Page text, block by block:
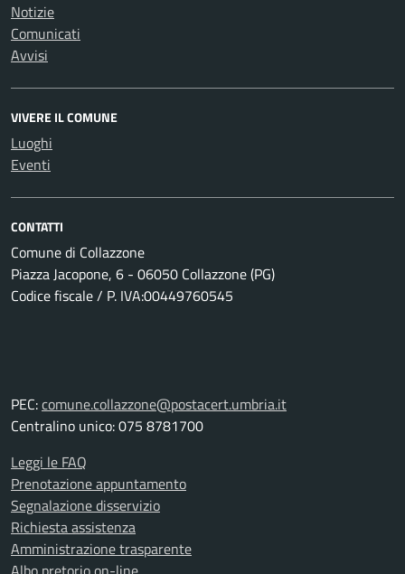
Notizie
Comunicati
Avvisi
VIVERE IL COMUNE
Luoghi
Eventi
CONTATTI
Comune di Collazzone
Piazza Jacopone, 6 - 06050 Collazzone (PG)
Codice fiscale / P. IVA:00449760545
PEC:comune.collazzone@postacert.umbria.it
Centralino unico: 075 8781700
Leggi le FAQ
Prenotazione appuntamento
Segnalazione disservizio
Richiesta assistenza
Amministrazione trasparente